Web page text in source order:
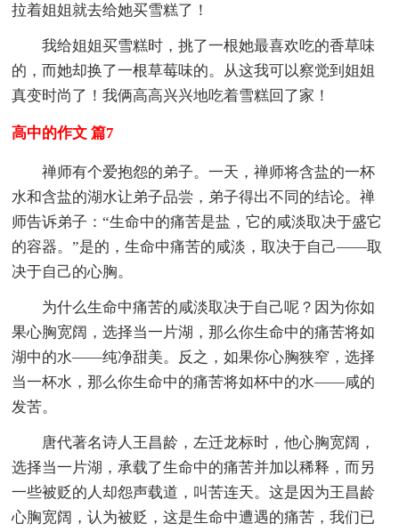
拉着姐姐就去给她买雪糕了！
我给姐姐买雪糕时，挑了一根她最喜欢吃的香草味
的，而她却换了一根草莓味的。从这我可以察觉到姐姐
真变时尚了！我俩高高兴兴地吃着雪糕回了家！
高中的作文 篇7
禅师有个爱抱怨的弟子。一天，禅师将含盐的一杯
水和含盐的湖水让弟子品尝，弟子得出不同的结论。禅
师告诉弟子：“生命中的痛苦是盐，它的咸淡取决于盛它
的容器。”是的，生命中痛苦的咸淡，取决于自己——取
决于自己的心胸。
为什么生命中痛苦的咸淡取决于自己呢？因为你如
果心胸宽阔，选择当一片湖，那么你生命中的痛苦将如
湖中的水——纯净甜美。反之，如果你心胸狭窄，选择
当一杯水，那么你生命中的痛苦将如杯中的水——咸的
发苦。
唐代著名诗人王昌龄，左迁龙标时，他心胸宽阔，
选择当一片湖，承载了生命中的痛苦并加以稀释，而另
一些被贬的人却怨声载道，叫苦连天。这是因为王昌龄
心胸宽阔，认为被贬，这是生命中遭遇的痛苦，我们已